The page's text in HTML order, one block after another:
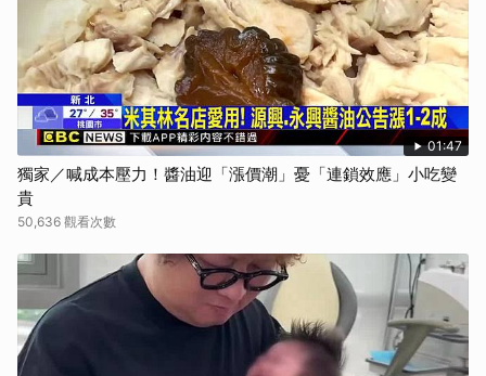
01:47
獨家／喊成本壓力！醬油迎「漲價潮」憂「連鎖效應」小吃變
貴
50,636 觀看次數